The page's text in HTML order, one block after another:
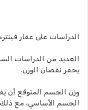
الدراسات على عقار
العديد من الدراسات
يحفز نقصان الوزن.